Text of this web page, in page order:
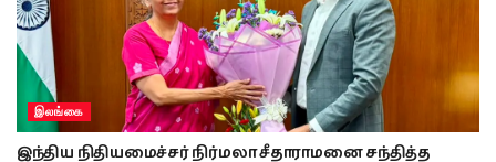
இலங்கை
இந்திய நிதியமைச்சர் நிர்மலா சீதாராமனை சந்தித்த